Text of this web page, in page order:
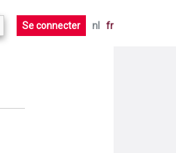
Se connecter nl fr